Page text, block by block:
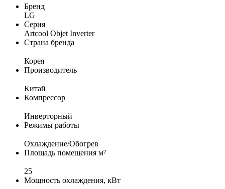
Бренд
LG
Серия
Artcool Objet Inverter
Страна бренда
Корея
Производитель
Китай
Компрессор
Инверторный
Режимы работы
Охлаждение/Обогрев
Площадь помещения м²
25
Мощность охлаждения, кВт